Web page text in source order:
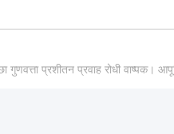
गुणवत्ता प्रशीतन प्रवाह रोधी